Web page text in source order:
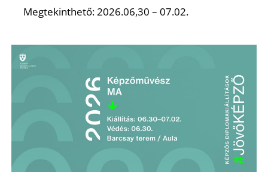
Megtekinthető: 2026.06,30 – 07.02.